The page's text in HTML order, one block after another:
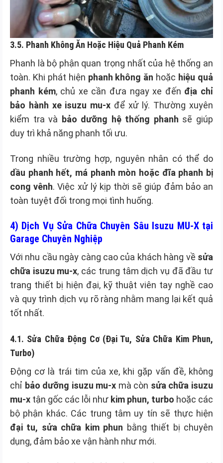
3.5. Phanh Không Ăn Hoặc Hiệu Quả Phanh Kém
Phanh là bộ phận quan trọng nhất của hệ thống an
toàn. Khi phát hiện phanh không ăn hoặc hiệu quả
phanh kém, chủ xe cần đưa ngay xe đến địa chỉ
bảo hành xe isuzu mu-x để xử lý. Thường xuyên
kiểm tra và bảo dưỡng hệ thống phanh sẽ giúp
duy trì khả năng phanh tối ưu.
Trong nhiều trường hợp, nguyên nhân có thể do
dầu phanh hết, má phanh mòn hoặc đĩa phanh bị
cong vênh. Việc xử lý kịp thời sẽ giúp đảm bảo an
toàn tuyệt đối trong mọi tình huống.
4) Dịch Vụ Sửa Chữa Chuyên Sâu Isuzu MU-X tại
Garage Chuyên Nghiệp
Với nhu cầu ngày càng cao của khách hàng về sửa
chữa isuzu mu-x, các trung tâm dịch vụ đã đầu tư
trang thiết bị hiện đại, kỹ thuật viên tay nghề cao
và quy trình dịch vụ rõ ràng nhằm mang lại kết quả
tốt nhất.
4.1. Sửa Chữa Động Cơ (Đại Tu, Sửa Chữa Kim Phun,
Turbo)
Động cơ là trái tim của xe, khi gặp vấn đề, không
chỉ bảo dưỡng isuzu mu-x mà còn sửa chữa isuzu
mu-x tận gốc các lỗi như kim phun, turbo hoặc các
bộ phận khác. Các trung tâm uy tín sẽ thực hiện
đại tu, sửa chữa kim phun bằng thiết bị chuyên
dụng, đảm bảo xe vận hành như mới.